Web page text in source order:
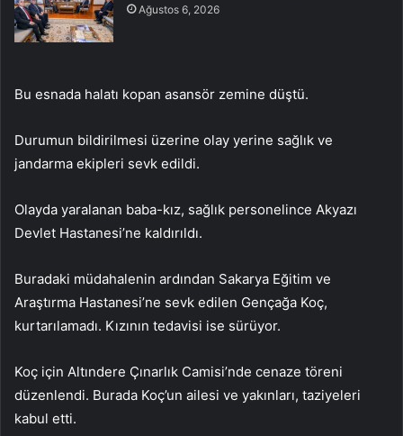
Ağustos 6, 2026
Bu esnada halatı kopan asansör zemine düştü.
Durumun bildirilmesi üzerine olay yerine sağlık ve
jandarma ekipleri sevk edildi.
Olayda yaralanan baba-kız, sağlık personelince Akyazı
Devlet Hastanesi’ne kaldırıldı.
Buradaki müdahalenin ardından Sakarya Eğitim ve
Araştırma Hastanesi’ne sevk edilen Gençağa Koç,
kurtarılamadı. Kızının tedavisi ise sürüyor.
Koç için Altındere Çınarlık Camisi’nde cenaze töreni
düzenlendi. Burada Koç’un ailesi ve yakınları, taziyeleri
kabul etti.